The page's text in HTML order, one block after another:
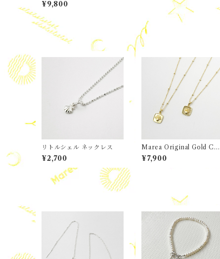
¥9,800
リトルシェル ネックレス
¥2,700
Marea Original Gold Coa
ting エナメル / Gold スクエ
ア プレート シェル トップ
¥7,900